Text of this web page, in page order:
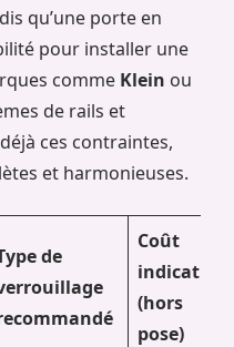
qu’une porte en
pour installer une
comme Klein ou
de rails et
ces contraintes,
et harmonieuses.
de
Coût
indicatif
(hors
pose)